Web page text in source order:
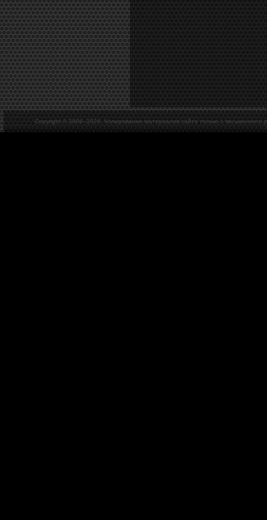
Copyright © 2008–2026. Копирование материалов сайта только с